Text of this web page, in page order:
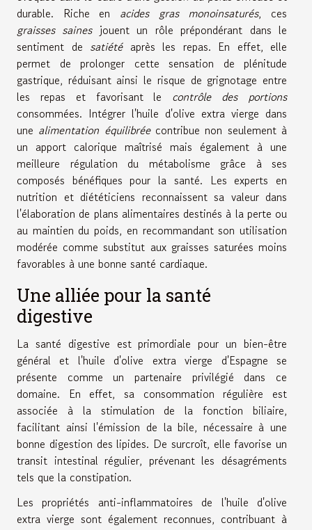
durable. Riche en acides gras monoinsaturés, ces
graisses sainesjouent un rôle prépondérant dans le
sentiment de satiétéaprès les repas. En effet, elle
permet de prolonger cette sensation de plénitude
gastrique, réduisant ainsi le risque de grignotage entre
les repas et favorisant le contrôle des portions
consommées. Intégrer l'huile d'olive extra vierge dans
une alimentation équilibréecontribue non seulement à
un apport calorique maîtrisé mais également à une
meilleure régulation du métabolisme grâce à ses
composés bénéfiques pour la santé. Les experts en
nutrition et diététiciens reconnaissent sa valeur dans
l'élaboration de plans alimentaires destinés à la perte ou
au maintien du poids, en recommandant son utilisation
modérée comme substitut aux graisses saturées moins
favorables à une bonne santé cardiaque.
Une alliée pour la santé
digestive
La santé digestive est primordiale pour un bien-être
général et l'huile d'olive extra vierge d'Espagne se
présente comme un partenaire privilégié dans ce
domaine. En effet, sa consommation régulière est
associée à la stimulation de la fonction biliaire,
facilitant ainsi l'émission de la bile, nécessaire à une
bonne digestion des lipides. De surcroît, elle favorise un
transit intestinal régulier, prévenant les désagréments
tels que la constipation.
Les propriétés anti-inflammatoires de l'huile d'olive
extra vierge sont également reconnues, contribuant à